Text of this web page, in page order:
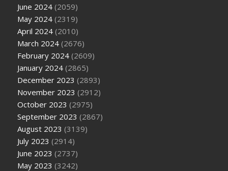
June 2024 (2059)
May 2024 (2319)
April 2024 (2010)
March 2024 (2676)
February 2024 (2609)
January 2024 (2865)
December 2023 (2893)
November 2023 (2912)
October 2023 (2975)
September 2023 (2867)
August 2023 (3139)
July 2023 (2914)
June 2023 (2737)
May 2023 (3242)